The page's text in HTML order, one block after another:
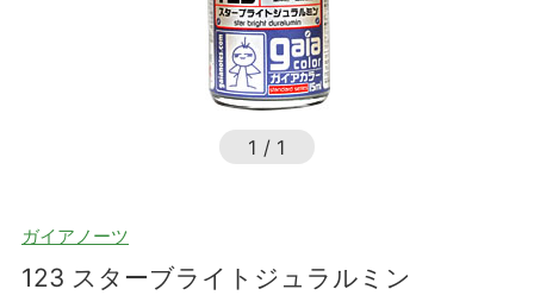
1 / 1
ガイアノーツ
123 スターブライトジュラルミン